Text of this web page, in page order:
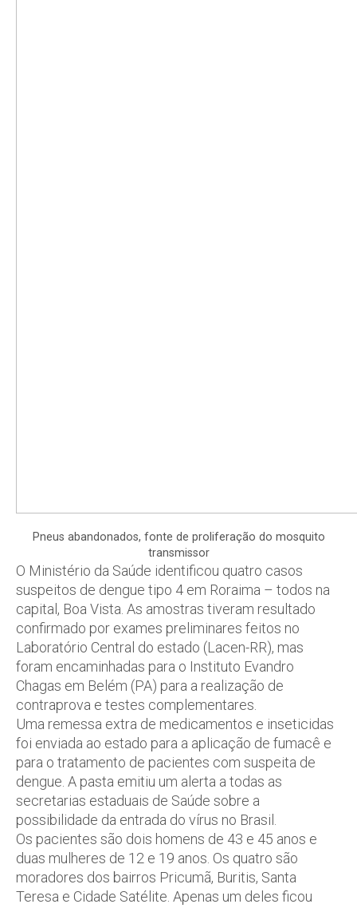
Pneus abandonados, fonte de proliferação do mosquito
transmissor
O Ministério da Saúde identificou quatro casos
suspeitos de dengue tipo 4 em Roraima – todos na
capital, Boa Vista. As amostras tiveram resultado
confirmado por exames preliminares feitos no
Laboratório Central do estado (Lacen-RR), mas
foram encaminhadas para o Instituto Evandro
Chagas em Belém (PA) para a realização de
contraprova e testes complementares.
Uma remessa extra de medicamentos e inseticidas
foi enviada ao estado para a aplicação de fumacê e
para o tratamento de pacientes com suspeita de
dengue. A pasta emitiu um alerta a todas as
secretarias estaduais de Saúde sobre a
possibilidade da entrada do vírus no Brasil.
Os pacientes são dois homens de 43 e 45 anos e
duas mulheres de 12 e 19 anos. Os quatro são
moradores dos bairros Pricumã, Buritis, Santa
Teresa e Cidade Satélite. Apenas um deles ficou